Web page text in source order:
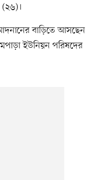
বাড়িতে আসছেন
ইউনিয়ন পরিষদের